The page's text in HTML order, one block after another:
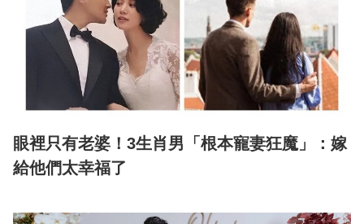
眼裡只有老婆！3生肖男「根本寵妻狂魔」：嫁
給他們太幸福了